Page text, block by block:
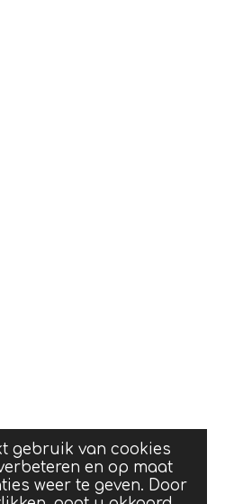
gebruik van cookies
en op maat
weer te geven. Door